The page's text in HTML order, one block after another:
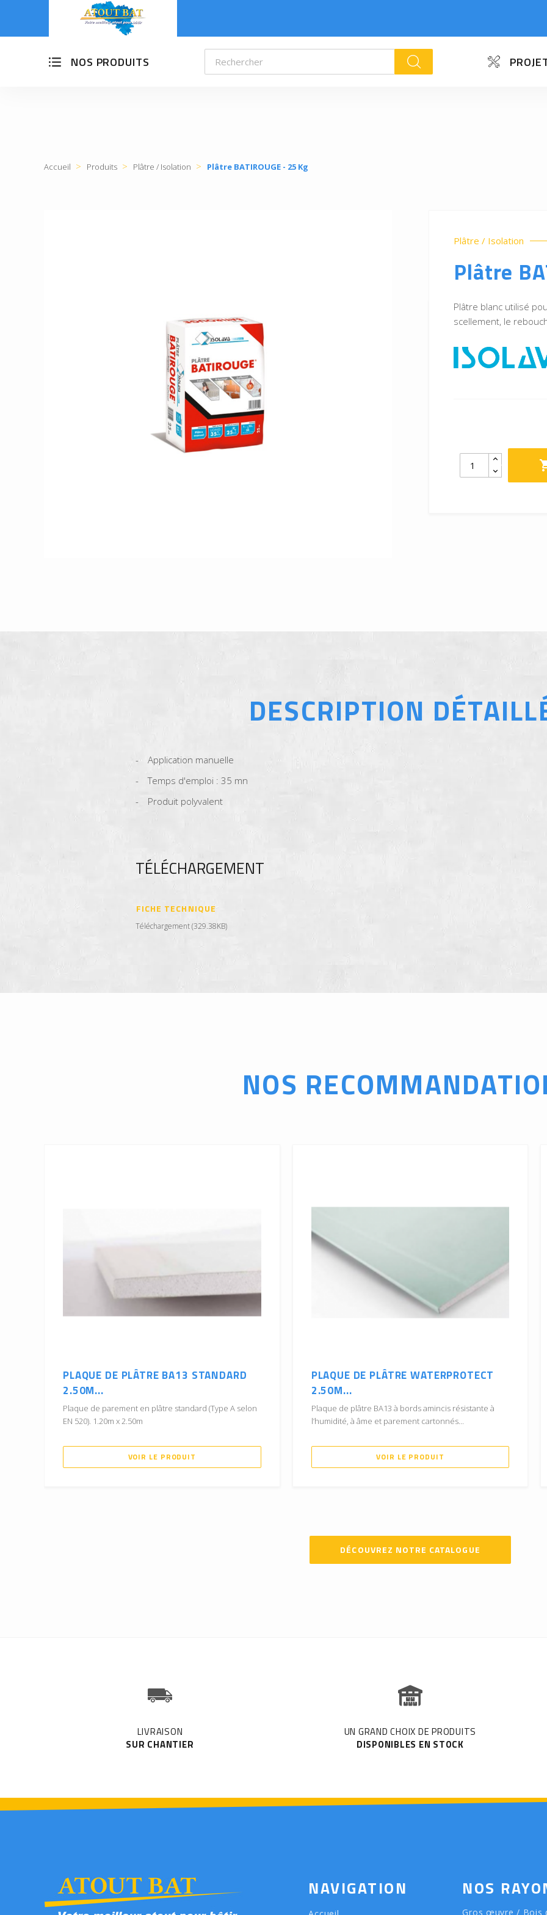
NOS PRODUITS k
Accueil Produits Plâtre / Isolation Plâtre BATIROUGE - 25 Kg
Plâtre / Isolation
Plâtre
Plâtre blanc utilisé
scellement, le
DESCRIPTION
Application manuelle
Temps d'emploi : 35 mn
Produit polyvalent
TÉLÉCHARGEMENT
FICHE TECHNIQUE
Téléchargement (329.38KB)
NOS
PLAQUE DE PLÂTRE BA13 STANDARD
2.50M...
Plaque de parement en plâtre standard (Type A selon
EN 520). 1.20m x 2.50m
VOIR LE PRODUIT
PLAQUE DE PLÂTRE WATERPROTECT
2.50M...
Plaque de plâtre BA13 à bords amincis résistante à
l’humidité, à âme et parement cartonnés...
VOIR LE PRODUIT
DÉCOUVREZ NOTRE CATALOGUE
LIVRAISON
SUR CHANTIER
UN GRAND CHOIX DE PRODUITS
DISPONIBLES EN STOCK
NAVIGATION NOS
Gros œuvre / Bois